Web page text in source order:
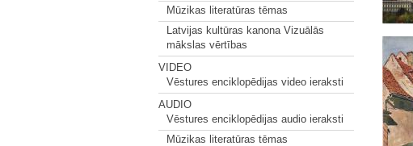
Mūzikas literatūras tēmas
Latvijas kultūras kanona Vizuālās
mākslas vērtības
VIDEO
Vēstures enciklopēdijas video ieraksti
AUDIO
Vēstures enciklopēdijas audio ieraksti
Mūzikas literatūras tēmas